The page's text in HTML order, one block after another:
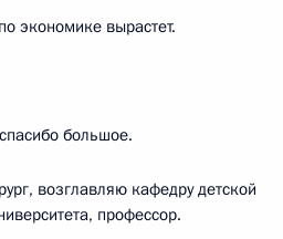
экономике вырастет.
большое.
возглавляю кафедру детской
профессор.